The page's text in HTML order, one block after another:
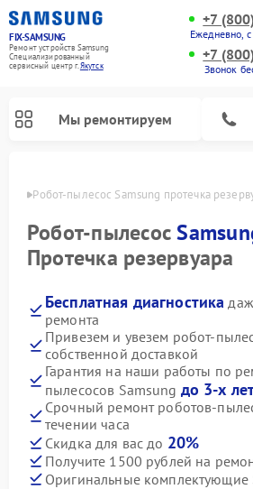
FIX-SAMSUNG
Ремонт устройств Samsung
Специализированный
cервисный центр г.Якутск
+7
Ежедневно,
+7
Звонок
Мы ремонтируем
Робот-пылесос Samsung протечка
Робот-пылесос
Протечка резервуара
Бесплатная диагностика
ремонта
Привезем и увезем робот-
собственной доставкой
Гарантия на наши работы по
пылесосов Samsung до 3-х
Срочный ремонт роботов-
течении часа
Скидка для вас до 20%
Получите 1500 рублей на
Оригинальные комплектующие